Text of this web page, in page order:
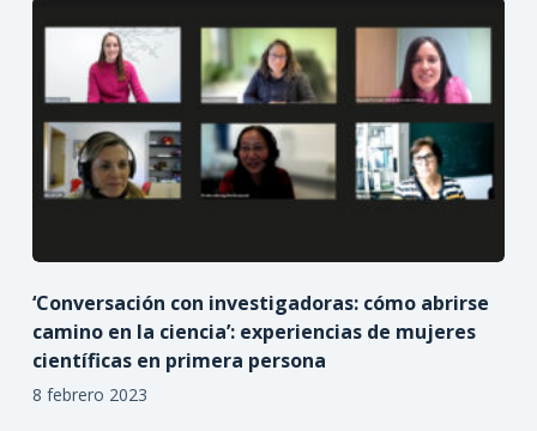
‘Conversación con investigadoras: cómo abrirse
camino en la ciencia’: experiencias de mujeres
científicas en primera persona
8 febrero 2023